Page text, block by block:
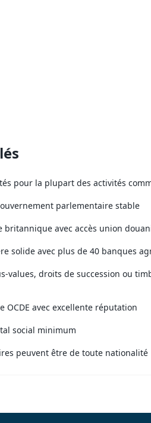
pour la plupart des activités
parlementaire stable
britannique avec accès union
solide avec plus de 40 banques
values, droits de succession ou
OCDE avec excellente réputation
social minimum
peuvent être de toute nationalité